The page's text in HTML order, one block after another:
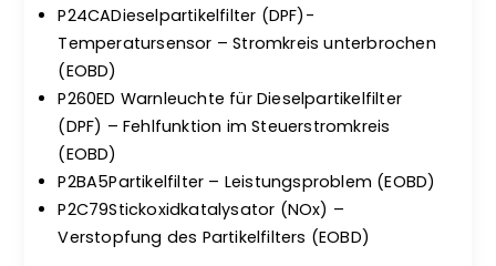
P24CADieselpartikelfilter (DPF)-
Temperatursensor – Stromkreis unterbrochen
(EOBD)
P260ED Warnleuchte für Dieselpartikelfilter
(DPF) – Fehlfunktion im Steuerstromkreis
(EOBD)
P2BA5Partikelfilter – Leistungsproblem (EOBD)
P2C79Stickoxidkatalysator (NOx) –
Verstopfung des Partikelfilters (EOBD)